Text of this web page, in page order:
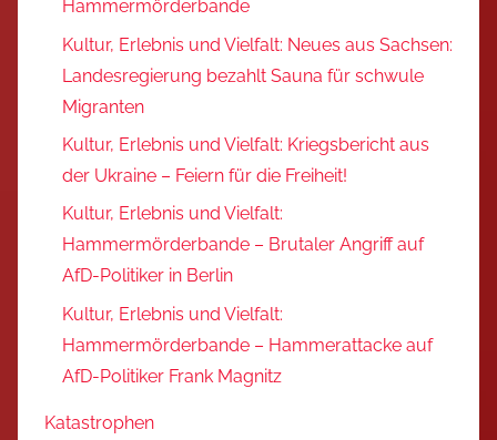
Hammermörderbande
Kultur, Erlebnis und Vielfalt: Neues aus Sachsen:
Landesregierung bezahlt Sauna für schwule
Migranten
Kultur, Erlebnis und Vielfalt: Kriegsbericht aus
der Ukraine – Feiern für die Freiheit!
Kultur, Erlebnis und Vielfalt:
Hammermörderbande – Brutaler Angriff auf
AfD-Politiker in Berlin
Kultur, Erlebnis und Vielfalt:
Hammermörderbande – Hammerattacke auf
AfD-Politiker Frank Magnitz
Katastrophen